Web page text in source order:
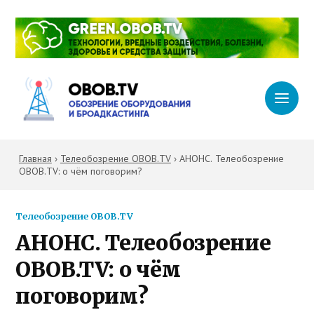
Главная › Телеобозрение OBOB.TV› АНОНС. Телеобозрение
OBOB.TV: о чём поговорим?
Телеобозрение OBOB.TV
АНОНС. Телеобозрение
OBOB.TV: о чём
поговорим?